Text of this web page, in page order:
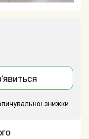
знижки